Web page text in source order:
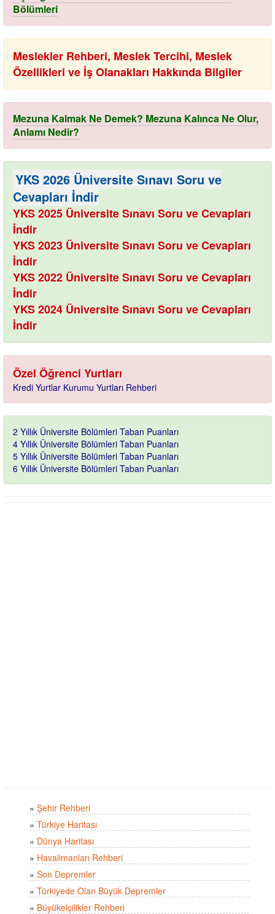
Bölümleri
Meslekler Rehberi, Meslek Tercihi, Meslek
Özellikleri ve İş Olanakları Hakkında Bilgiler
Mezuna Kalmak Ne Demek? Mezuna Kalınca Ne Olur,
Anlamı Nedir?
YKS 2026 Üniversite Sınavı Soru ve
Cevapları İndir
YKS 2025 Üniversite Sınavı Soru ve Cevapları
İndir
YKS 2023 Üniversite Sınavı Soru ve Cevapları
İndir
YKS 2022 Üniversite Sınavı Soru ve Cevapları
İndir
YKS 2024 Üniversite Sınavı Soru ve Cevapları
İndir
Özel Öğrenci Yurtları
Kredi Yurtlar Kurumu Yurtları Rehberi
2 Yıllık Üniversite Bölümleri Taban Puanları
4 Yıllık Üniversite Bölümleri Taban Puanları
5 Yıllık Üniversite Bölümleri Taban Puanları
6 Yıllık Üniversite Bölümleri Taban Puanları
» Şehir Rehberi
» Türkiye Haritası
» Dünya Haritası
» Havalimanları Rehberi
» Son Depremler
» Türkiyede Olan Büyük Depremler
» Büyükelçilikler Rehberi